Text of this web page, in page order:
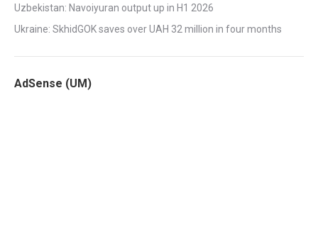
Uzbekistan: Navoiyuran output up in H1 2026
Ukraine: SkhidGOK saves over UAH 32 million in four months
AdSense (UM)